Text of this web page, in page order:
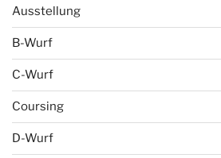
Ausstellung
B-Wurf
C-Wurf
Coursing
D-Wurf